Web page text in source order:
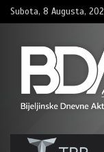
Skip
to
Subota, 8 Augusta,